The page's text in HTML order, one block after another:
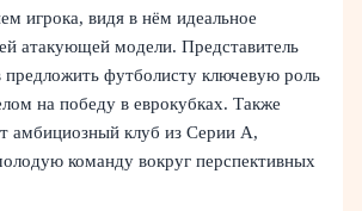
игрока, видя в нём идеальное
атакующей модели. Представитель
предложить футболисту ключевую роль
на победу в еврокубках. Также
амбициозный клуб из Серии А,
команду вокруг перспективных